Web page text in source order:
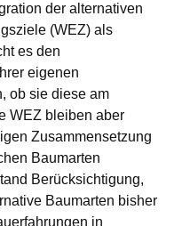
der alternativen
(WEZ) als
es den
eigenen
ob sie diese am
WEZ bleiben aber
Zusammensetzung
Baumarten
Berücksichtigung,
Baumarten bisher
in